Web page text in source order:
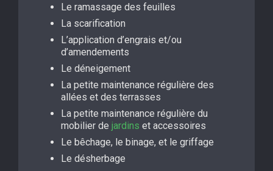
Le ramassage des feuilles
La scarification
L’application d’engrais et/ou
d’amendements
Le déneigement
La petite maintenance régulière des
allées et des terrasses
La petite maintenance régulière du
mobilier de jardins et accessoires
Le bêchage, le binage, et le griffage
Le désherbage